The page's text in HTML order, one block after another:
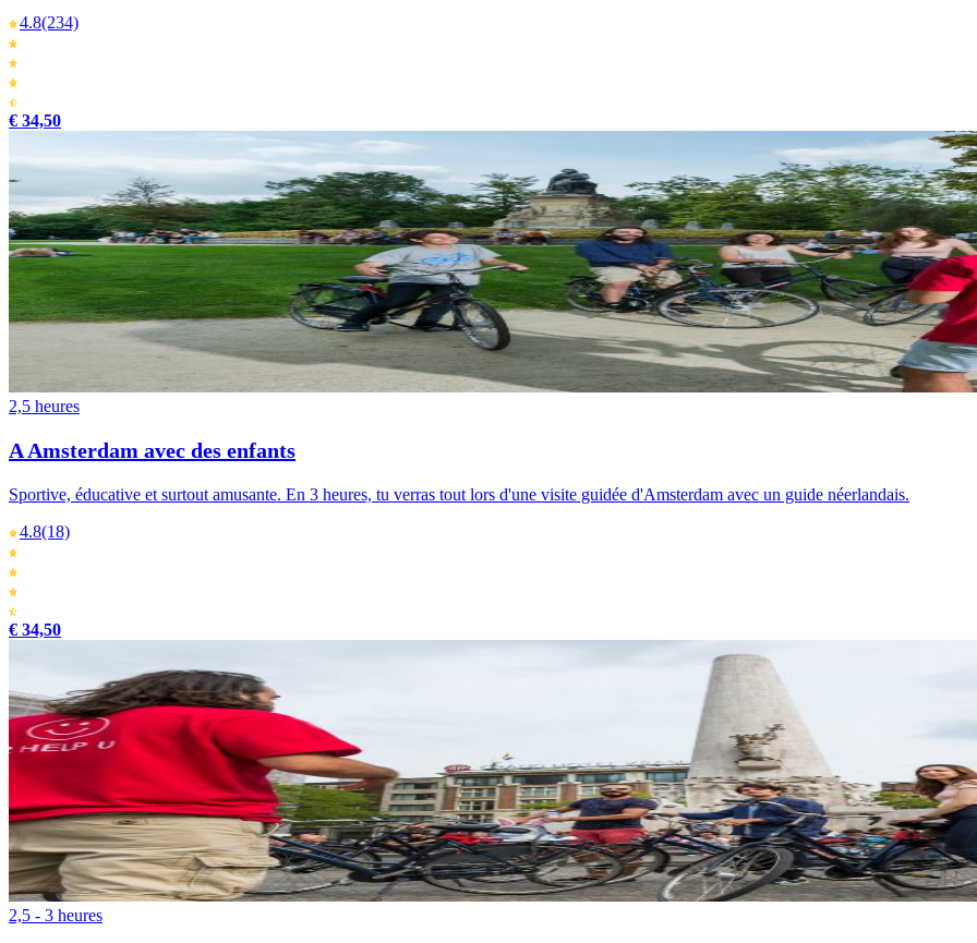
4.8(234)
€ 34,50
2,5 heures
A Amsterdam avec des enfants
Sportive, éducative et surtout amusante. En 3 heures, tu verras tout lors d'une visite guidée d'Amsterdam avec un guide néerlandais.
4.8(18)
€ 34,50
2,5 - 3 heures